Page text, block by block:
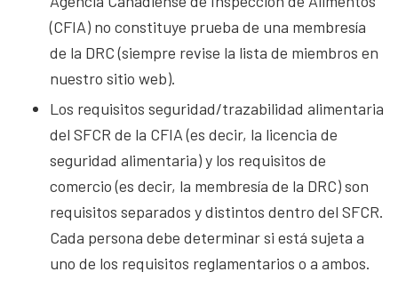
(CFIA) no constituye prueba de una membresía
de la DRC (siempre revise la lista de miembros en
nuestro sitio web).
Los requisitos seguridad/trazabilidad alimentaria
del SFCR de la CFIA (es decir, la licencia de
seguridad alimentaria) y los requisitos de
comercio (es decir, la membresía de la DRC) son
requisitos separados y distintos dentro del SFCR.
Cada persona debe determinar si está sujeta a
uno de los requisitos reglamentarios o a ambos.